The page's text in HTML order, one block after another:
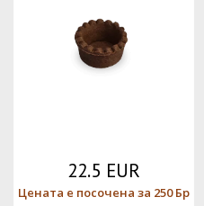
22.5 EUR
Цената е посочена за 250 Бр